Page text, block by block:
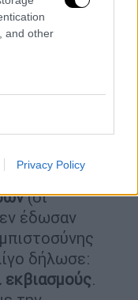
and other
Privacy Policy
πρόεδρος
(οι
έδωσαν
δήλωσε:
εκβιασμούς.